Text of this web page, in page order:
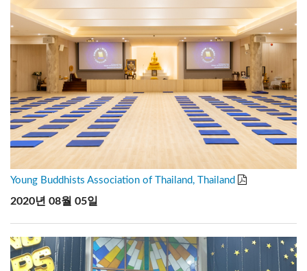
Young Buddhists Association of Thailand, Thailand
2020년 08월 05일